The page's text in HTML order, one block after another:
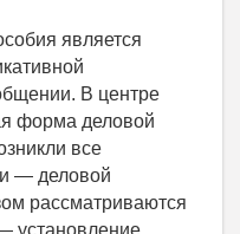
является
В центре
форма деловой
все
— деловой
рассматриваются
установление